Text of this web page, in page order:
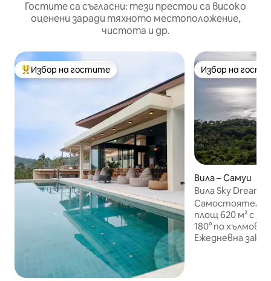
Гостите са съгласни: тези престои са високо
оценени заради тяхното местоположение,
чистота и др.
Най-популярен избор на гостите
Избор на гостите Избор на
Избор на
Вила – Самуи
Вила Sky Dream:
морето,
Самостоятелна
площ 620 м² с
180° по
Ежедневна